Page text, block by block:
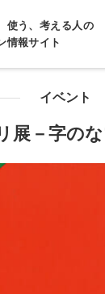
使う、考える人の
情報サイト
イベント
展－字の